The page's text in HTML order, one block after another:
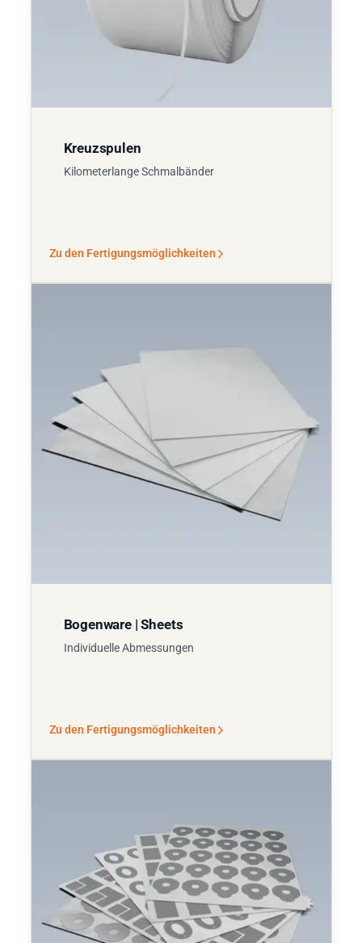
Kreuzspulen
Kilometerlange Schmalbänder
Zu den Fertigungsmöglichkeiten
Bogenware | Sheets
Individuelle Abmessungen
Zu den Fertigungsmöglichkeiten